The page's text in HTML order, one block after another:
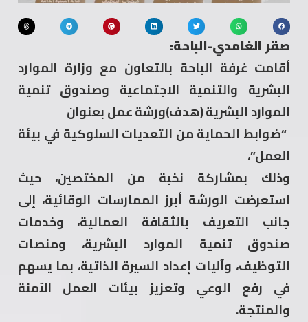
صقر الغامدي-الباحة:
أقامت ⁧‫غرفة الباحة‬⁩ بالتعاون مع وزارة الموارد
البشرية والتنمية الاجتماعية وصندوق تنمية
الموارد البشرية (هدف)ورشة عمل بعنوان
‏ “ضوابط الحماية من التعديات السلوكية في بيئة
العمل”،
‏وذلك بمشاركة نخبة من المختصين، حيث
استعرضت الورشة أبرز الممارسات الوقائية، إلى
جانب التعريف بالثقافة العمالية، وخدمات
صندوق تنمية الموارد البشرية، ومنصات
التوظيف، وآليات إعداد السيرة الذاتية، بما يسهم
في رفع الوعي وتعزيز بيئات العمل الآمنة
والمنتجة.